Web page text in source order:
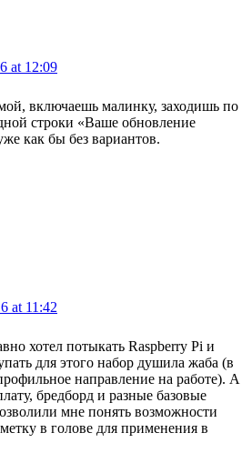
at 12:09
включаешь малинку, заходишь по
строки «Ваше обновление
как бы без вариантов.
at 11:42
хотел потыкать Raspberry Pi и
для этого набор душила жаба (в
направление на работе). А
бредборд и разные базовые
мне понять возможности
в голове для применения в